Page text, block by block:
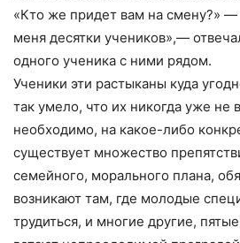
«Кто же придет вам на смену?» —
меня десятки учеников»,—
одного ученика с ними рядом.
Ученики эти растыканы куда
так умело, что их никогда уже не
необходимо, на какое-либо
существует множество
семейного, морального плана,
возникают там, где молодые
трудиться, и многие другие,